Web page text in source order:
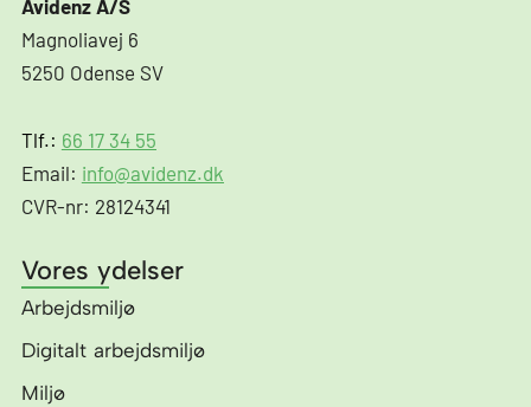
Avidenz A/S
Magnoliavej 6
5250 Odense SV
Tlf.: 66 17 34 55
Email: info@avidenz.dk
CVR-nr: 28124341
Vores ydelser
Arbejdsmiljø
Digitalt arbejdsmiljø
Miljø